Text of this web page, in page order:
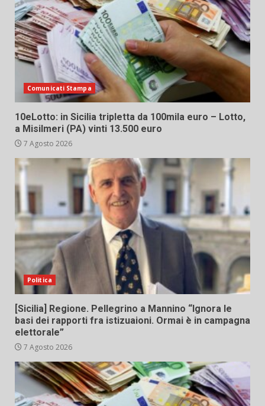
Comunicati Stampa
10eLotto: in Sicilia tripletta da 100mila euro – Lotto,
a Misilmeri (PA) vinti 13.500 euro
7 Agosto 2026
Politica
[Sicilia] Regione. Pellegrino a Mannino “Ignora le
basi dei rapporti fra istizuaioni. Ormai è in campagna
elettorale”
7 Agosto 2026